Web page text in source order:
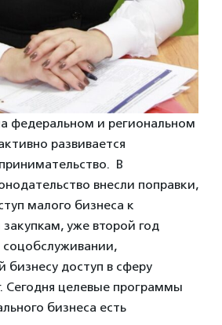
федеральном и региональном
развивается
В
внесли поправки,
малого бизнеса к
уже второй год
соцобслуживании,
бизнесу доступ в сферу
Сегодня целевые программы
бизнеса есть